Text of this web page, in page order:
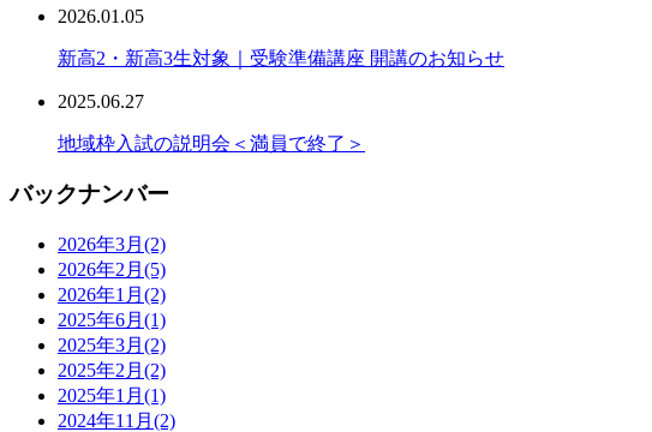
2026.01.05
新高2・新高3生対象｜受験準備講座 開講のお知らせ
2025.06.27
地域枠入試の説明会＜満員で終了＞
バックナンバー
2026年3月 (2)
2026年2月 (5)
2026年1月 (2)
2025年6月 (1)
2025年3月 (2)
2025年2月 (2)
2025年1月 (1)
2024年11月 (2)